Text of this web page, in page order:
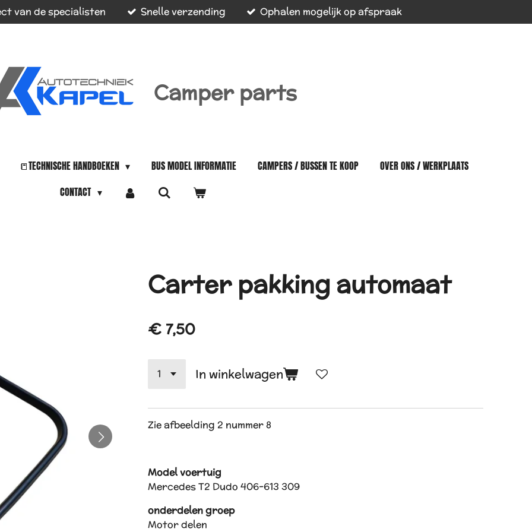
van de specialisten Snelle verzending Ophalen mogelijk op afspraak
Camper parts
📒TECHNISCHE HANDBOEKEN BUS MODEL INFORMATIE CAMPERS / BUSSEN TE KOOP
OVER ONS / WERKPLAATS
CONTACT
Carter pakking automaat
€ 7,50
In winkelwagen
Zie afbeelding 2 nummer 8
Model voertuig
Mercedes T2 Dudo 406-613 309
onderdelen groep
Motor delen